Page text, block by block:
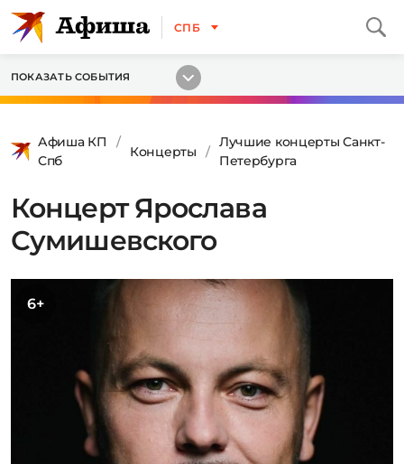
СПБ
ПОКАЗАТЬ СОБЫТИЯ
Афиша КП
Спб
Концерты
Лучшие концерты Санкт-
Петербурга
Концерт Ярослава
Сумишевского
6+